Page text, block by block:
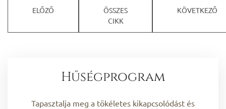
ELŐZŐ
ÖSSZES
CIKK
KÖVETKEZŐ
Hűségprogram
Tapasztalja meg a tökéletes kikapcsolódást és